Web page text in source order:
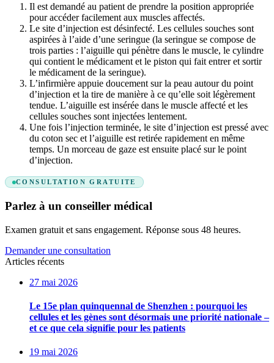
Il est demandé au patient de prendre la position appropriée
pour accéder facilement aux muscles affectés.
Le site d’injection est désinfecté. Les cellules souches sont
aspirées à l’aide d’une seringue (la seringue se compose de
trois parties : l’aiguille qui pénètre dans le muscle, le cylindre
qui contient le médicament et le piston qui fait entrer et sortir
le médicament de la seringue).
L’infirmière appuie doucement sur la peau autour du point
d’injection et la tire de manière à ce qu’elle soit légèrement
tendue. L’aiguille est insérée dans le muscle affecté et les
cellules souches sont injectées lentement.
Une fois l’injection terminée, le site d’injection est pressé avec
du coton sec et l’aiguille est retirée rapidement en même
temps. Un morceau de gaze est ensuite placé sur le point
d’injection.
CONSULTATION GRATUITE
Parlez à un conseiller médical
Examen gratuit et sans engagement. Réponse sous 48 heures.
Demander une consultation
Articles récents
27 mai 2026
Le 15e plan quinquennal de Shenzhen : pourquoi les
cellules et les gènes sont désormais une priorité nationale –
et ce que cela signifie pour les patients
19 mai 2026